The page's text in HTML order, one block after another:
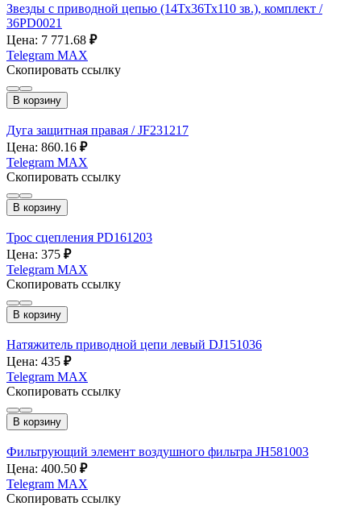
Звезды с приводной цепью (14Тх36Тх110 зв.), комплект /
36PD0021
Цена: 7 771.68 ₽
Telegram MAX
Скопировать ссылку
В корзину
Дуга защитная правая / JF231217
Цена: 860.16 ₽
Telegram MAX
Скопировать ссылку
В корзину
Трос сцепления PD161203
Цена: 375 ₽
Telegram MAX
Скопировать ссылку
В корзину
Натяжитель приводной цепи левый DJ151036
Цена: 435 ₽
Telegram MAX
Скопировать ссылку
В корзину
Фильтрующий элемент воздушного фильтра JH581003
Цена: 400.50 ₽
Telegram MAX
Скопировать ссылку